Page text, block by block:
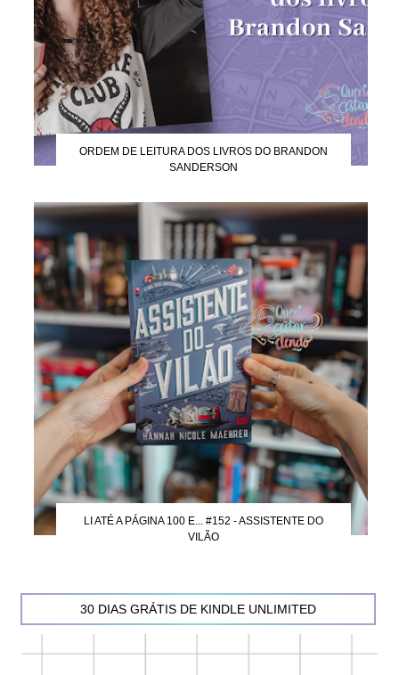
ORDEM DE LEITURA DOS LIVROS DO BRANDON
SANDERSON
LI ATÉ A PÁGINA 100 E... #152 - ASSISTENTE DO
VILÃO
30 DIAS GRÁTIS DE KINDLE UNLIMITED